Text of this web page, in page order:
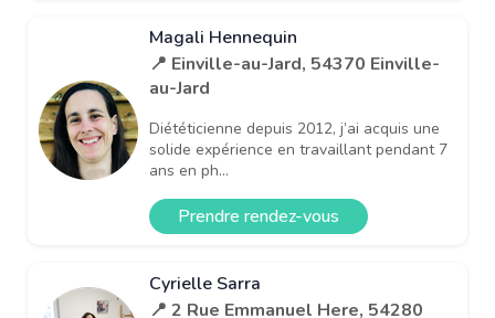
Magali Hennequin
📍 Einville-au-Jard, 54370 Einville-
au-Jard
Diététicienne depuis 2012, j’ai acquis une
solide expérience en travaillant pendant 7
ans en ph...
Prendre rendez-vous
Cyrielle Sarra
📍 2 Rue Emmanuel Here, 54280